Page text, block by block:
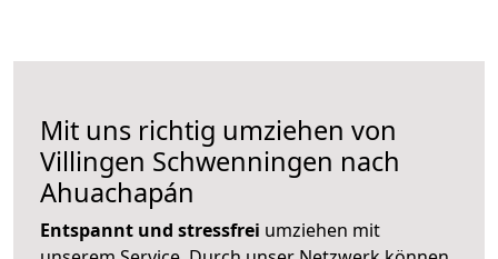
Mit uns richtig umziehen von
Villingen Schwenningen nach
Ahuachapán
Entspannt und stressfrei umziehen mit